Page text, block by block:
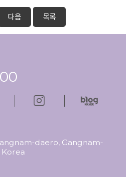
다음 목록
daero, Gangnam-